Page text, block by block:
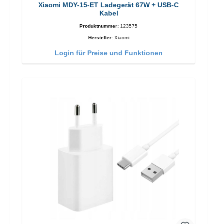
Xiaomi MDY-15-ET Ladegerät 67W + USB-C
Kabel
Produktnummer: 123575
Hersteller: Xiaomi
Login für Preise und Funktionen